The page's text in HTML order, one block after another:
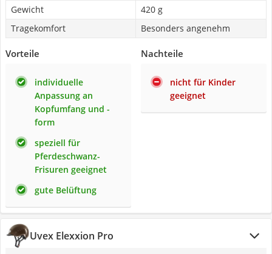
Gewicht
420 g
Tragekomfort
Besonders angenehm
Vorteile
individuelle
Anpassung an
Kopfumfang und -
form
speziell für
Pferdeschwanz-
Frisuren geeignet
gute Belüftung
Nachteile
nicht für Kinder
geeignet
Uvex Elexxion Pro